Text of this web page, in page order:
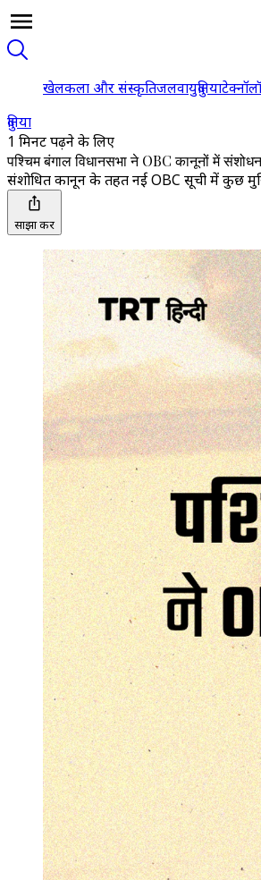
खेलकला और संस्कृतिजलवायुदुनिया
दुनिया
1 मिनट पढ़ने के लिए
पश्चिम बंगाल विधानसभा ने OBC कानूनों में
संशोधित कानून के तहत नई OBC सूची में कुछ
साझा करें